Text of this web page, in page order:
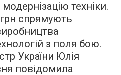
техніки.
спрямують
з поля бою.
України Юлія
повідомила